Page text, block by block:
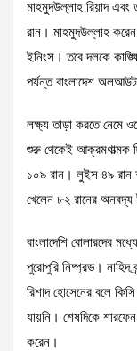
মাহমুদউল্লাহ রিয়াদ
রান। মাহমুদউল্লাহ
ইনিংস। তবে দলকে
পর্যন্ত বাংলাদেশ
লক্ষ্য তাড়া করতে নেমে
শুরু থেকেই আক্রমণাত্মক
১০৯ রান। লুইস ৪৯ রান
খেলেন ৮২ রানের অনবদ্য
বাংলাদেশি বোলারদের
পুরোপুরি নিষ্প্রভ। নাহিদ
রিশাদ হোসেনের বলে
যায়নি। শেষদিকে
করেন।